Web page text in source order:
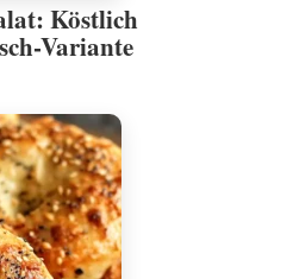
Köstlich
Variante